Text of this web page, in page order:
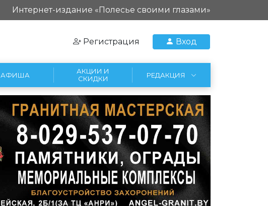
Интернет-издание «Полесье своими глазами»
Регистрация Вход
АФИША
АКЦИИ И
СКИДКИ
РЕДАКЦИЯ